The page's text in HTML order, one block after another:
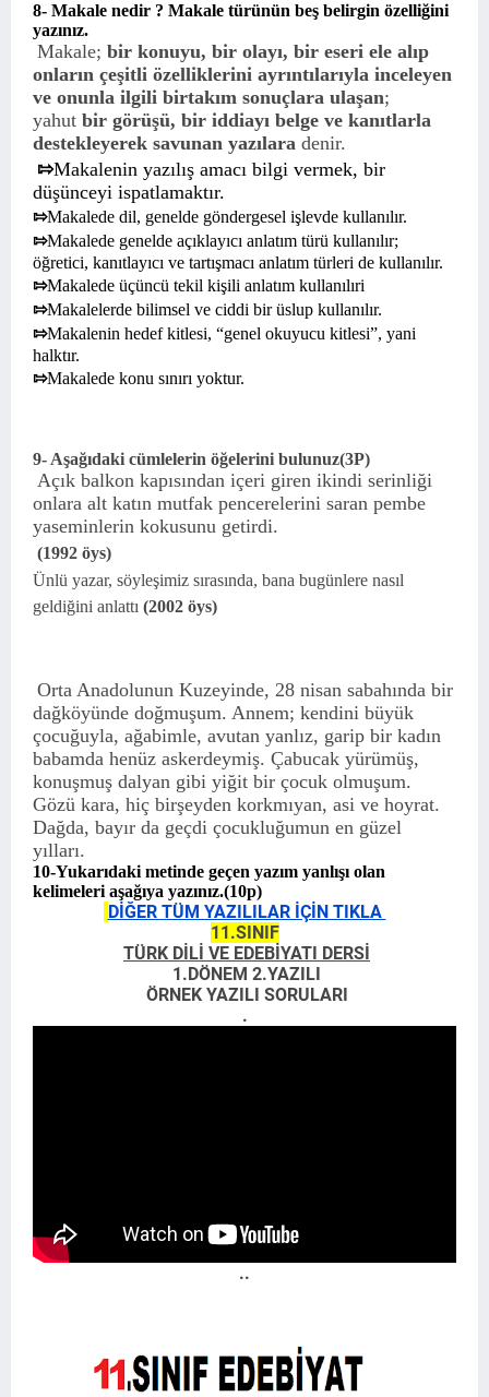
8- Makale nedir ? Makale türünün beş belirgin özelliğini
yazınız.
Makale; bir konuyu, bir olayı, bir eseri ele alıp
onların çeşitli özelliklerini ayrıntılarıyla inceleyen
ve onunla ilgili birtakım sonuçlara ulaşan;
yahut bir görüşü, bir iddiayı belge ve kanıtlarla
destekleyerek savunan yazılara denir.
⇰Makalenin yazılış amacı bilgi vermek, bir
düşünceyi ispatlamaktır.
⇰Makalede dil, genelde göndergesel işlevde kullanılır.
⇰Makalede genelde açıklayıcı anlatım türü kullanılır;
öğretici, kanıtlayıcı ve tartışmacı anlatım türleri de kullanılır.
⇰Makalede üçüncü tekil kişili anlatım kullanılıri
⇰Makalelerde bilimsel ve ciddi bir üslup kullanılır.
⇰Makalenin hedef kitlesi, “genel okuyucu kitlesi”, yani
halktır.
⇰Makalede konu sınırı yoktur.
9- Aşağıdaki cümlelerin öğelerini bulunuz(3P)
Açık balkon kapısından içeri giren ikindi serinliği
onlara alt katın mutfak pencerelerini saran pembe
yaseminlerin kokusunu getirdi.
(1992 öys)
Ünlü yazar, söyleşimiz sırasında, bana bugünlere nasıl
geldiğini anlattı (2002 öys)
Orta Anadolunun Kuzeyinde, 28 nisan sabahında bir
dağköyünde doğmuşum. Annem; kendini büyük
çocuğuyla, ağabimle, avutan yanlız, garip bir kadın
babamda henüz askerdeymiş. Çabucak yürümüş,
konuşmuş dalyan gibi yiğit bir çocuk olmuşum.
Gözü kara, hiç birşeyden korkmıyan, asi ve hoyrat.
Dağda, bayır da geçdi çocukluğumun en güzel
yılları.
10-Yukarıdaki metinde geçen yazım yanlışı olan
kelimeleri aşağıya yazınız.(10p)
DİĞER TÜM YAZILILAR İÇİN TIKLA
11.SINIF
TÜRK DİLİ VE EDEBİYATI DERSİ
1.DÖNEM 2.YAZILI
ÖRNEK YAZILI SORULARI
.
..